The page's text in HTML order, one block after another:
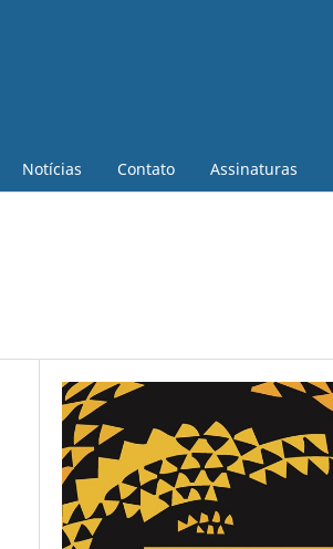
Notícias Contato Assinaturas